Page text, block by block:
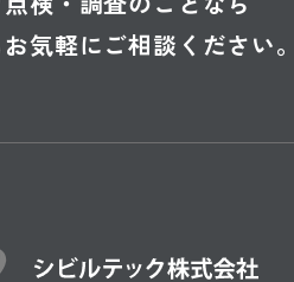
試験（PT） 橋梁
試験（PT） 東名
試験（PT）
気軽にご相談ください。